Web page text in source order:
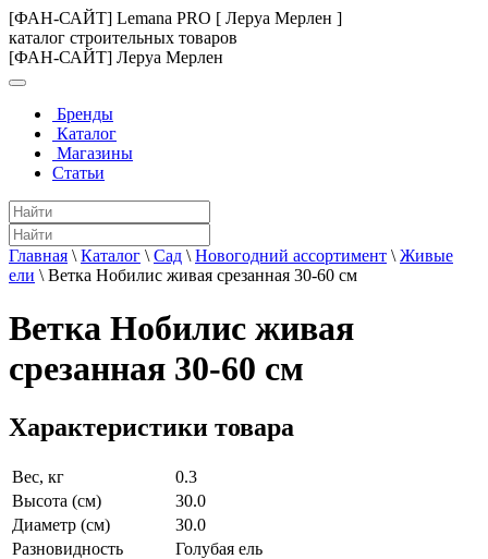
[ФАН-САЙТ] Lemana PRO [ Леруа Мерлен ]
каталог строительных товаров
[ФАН-САЙТ] Леруа Мерлен
Бренды
Каталог
Магазины
Статьи
Главная \ Каталог \ Сад \ Новогодний ассортимент \ Живые
ели \ Ветка Нобилис живая срезанная 30-60 см
Ветка Нобилис живая
срезанная 30-60 см
Характеристики товара
Вес, кг
0.3
Высота (см)
30.0
Диаметр (см)
30.0
Разновидность
Голубая ель